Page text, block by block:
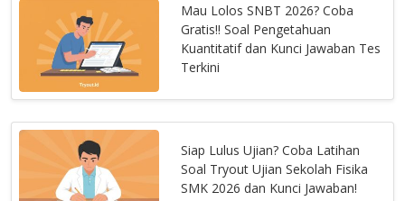
Mau Lolos SNBT 2026? Coba
Gratis!! Soal Pengetahuan
Kuantitatif dan Kunci Jawaban Tes
Terkini
Siap Lulus Ujian? Coba Latihan
Soal Tryout Ujian Sekolah Fisika
SMK 2026 dan Kunci Jawaban!